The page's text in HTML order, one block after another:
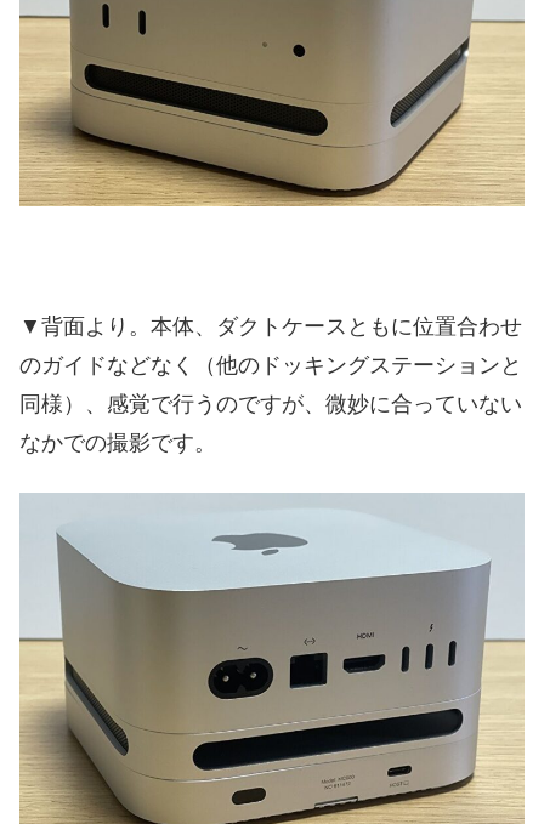
▼背面より。本体、ダクトケースともに位置合わせ
のガイドなどなく（他のドッキングステーションと
同様）、感覚で行うのですが、微妙に合っていない
なかでの撮影です。